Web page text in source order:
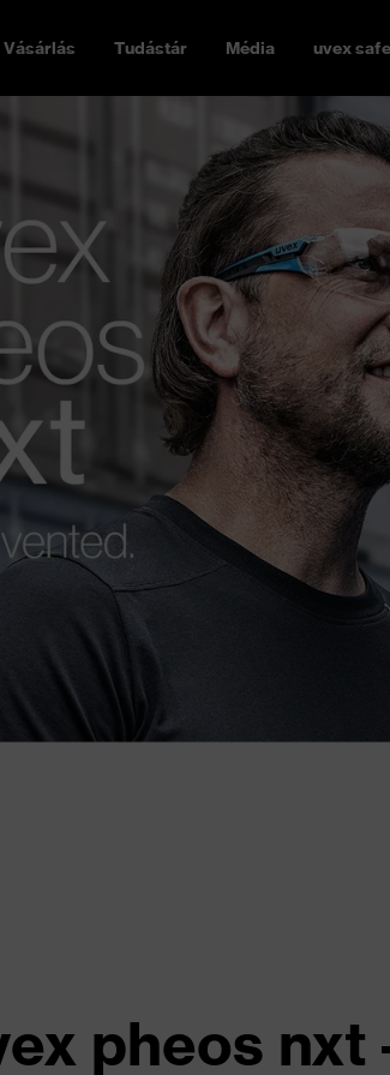
Vásárlás Tudástár Média uvex
pheos nxt